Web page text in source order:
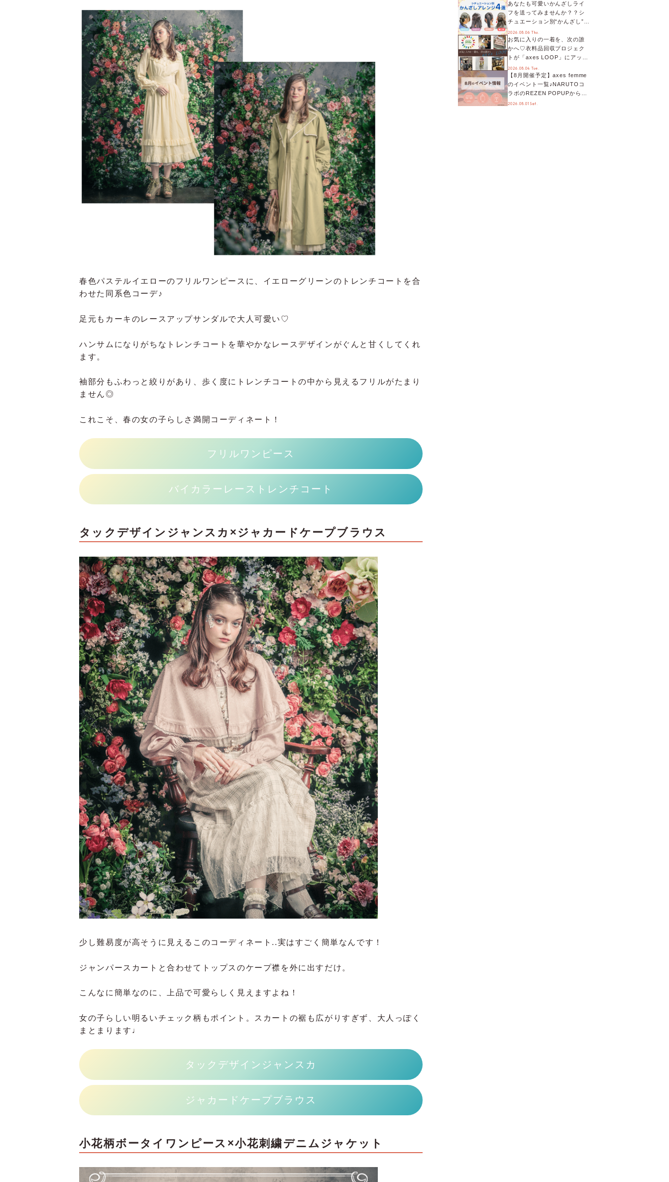
春色パステルイエローのフリルワンピースに、イエローグリーンのトレンチコートを合
わせた同系色コーデ♪
足元もカーキのレースアップサンダルで大人可愛い♡
ハンサムになりがちなトレンチコートを華やかなレースデザインがぐんと甘くしてくれ
ます。
袖部分もふわっと絞りがあり、歩く度にトレンチコートの中から見えるフリルがたまり
ません◎
これこそ、春の女の子らしさ満開コーディネート！
フリルワンピース
バイカラーレーストレンチコート
タックデザインジャンスカ×ジャカードケープブラウス
少し難易度が高そうに見えるこのコーディネート..実はすごく簡単なんです！
ジャンパースカートと合わせてトップスのケープ襟を外に出すだけ。
こんなに簡単なのに、上品で可愛らしく見えますよね！
女の子らしい明るいチェック柄もポイント。スカートの裾も広がりすぎず、大人っぽく
まとまります♩
タックデザインジャンスカ
ジャカードケープブラウス
小花柄ボータイワンピース×小花刺繍デニムジャケット
あなたも可愛いかんざしライ
フを送ってみませんか？？シ
チュエーション別“かんざし”の
オススメ【ショップスタッフ
編集部】
2026.08.06 Thu.
お気に入りの一着を、次の誰
かへ♡衣料品回収プロジェク
トが「axes LOOP」にアップ
デート！活用するとポイント
が手に入る◎
2026.08.04 Tue.
【8月開催予定】axes femme
のイベント一覧♪NARUTOコ
ラボのREZEN POPUPから、
プチYour Stage.、ティーパー
2026.08.01 Sat.